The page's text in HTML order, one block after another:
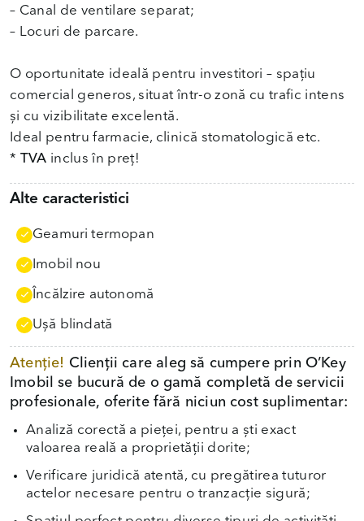
– Canal de ventilare separat;
– Locuri de parcare.
O oportunitate ideală pentru investitori – spațiu
comercial generos, situat într-o zonă cu trafic intens
și cu vizibilitate excelentă.
Ideal pentru farmacie, clinică stomatologică etc.
* TVA inclus în preț!
Alte caracteristici
Geamuri termopan
Imobil nou
Încălzire autonomă
Uşă blindată
Atenție! Clienții care aleg să cumpere prin O’Key
Imobil se bucură de o gamă completă de servicii
profesionale, oferite fără niciun cost suplimentar:
Analiză corectă a pieței, pentru a ști exact
valoarea reală a proprietății dorite;
Verificare juridică atentă, cu pregătirea tuturor
actelor necesare pentru o tranzacție sigură;